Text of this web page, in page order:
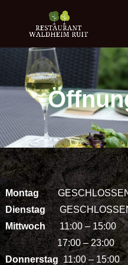
Montag
Dienstag
Mittwoch11:00 – 15:00
17:00 – 23:00
Donnerstag11:00 –